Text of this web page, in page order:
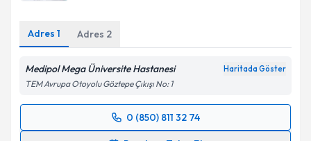
Adres 1 Adres 2
Medipol Mega Üniversite Hastanesi Haritada Göster
TEM Avrupa Otoyolu Göztepe Çıkışı No: 1
0 (850) 811 32 74
Randevu Takvimi Talebi